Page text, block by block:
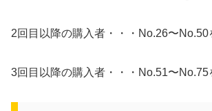
2回目以降の購入者・・・No.26〜No.50
3回目以降の購入者・・・No.51〜No.75